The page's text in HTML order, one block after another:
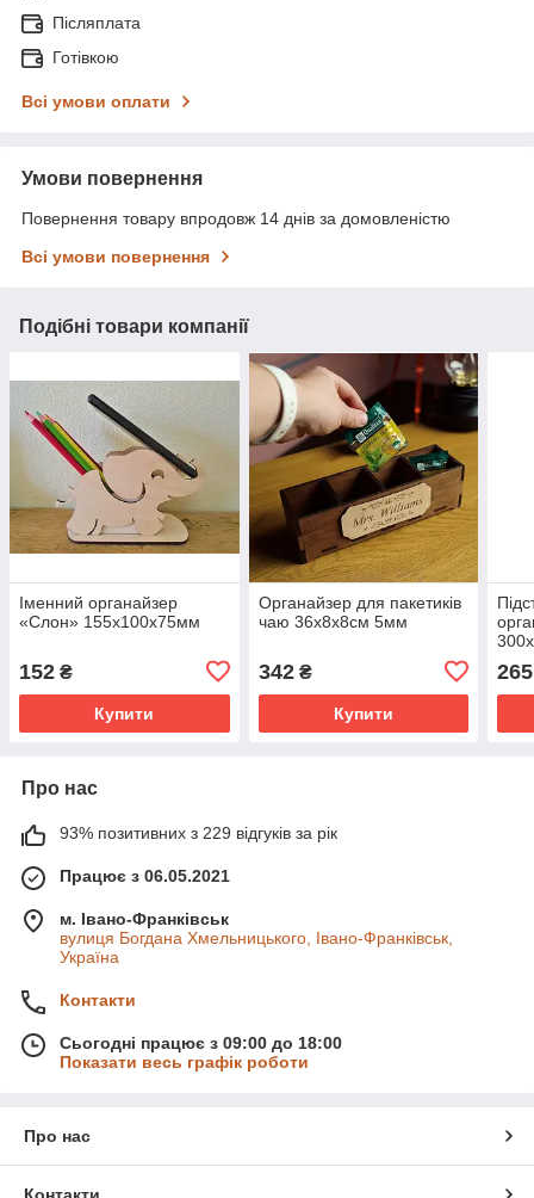
Післяплата
Готівкою
Всі умови оплати
Умови повернення
Повернення товару впродовж 14 днів за домовленістю
Всі умови повернення
Подібні товари компанії
Іменний органайзер
«Слон» 155x100x75мм
152 ₴
Купити
Органайзер для пакетиків
чаю 36x8x8см 5мм
342₴
Купити
265
Про нас
93% позитивних з 229 відгуків за рік
Працює з 06.05.2021
м. Івано-Франківськ
вулиця Богдана Хмельницького, Івано-Франківськ,
Україна
Контакти
Сьогодні працює з 09:00 до 18:00
Показати весь графік роботи
Про нас